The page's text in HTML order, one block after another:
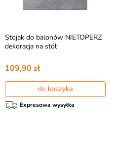
Stojak do balonów NIETOPERZ
dekoracja na stół
109,90 zł
do koszyka
Expresowa wysyłka